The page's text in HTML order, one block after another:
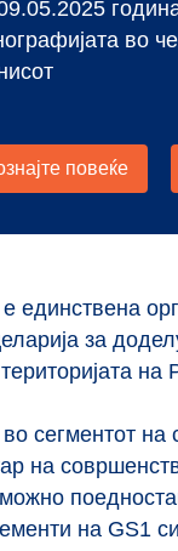
Аплицирај за
единствена
за
сегментот
на
на GS1